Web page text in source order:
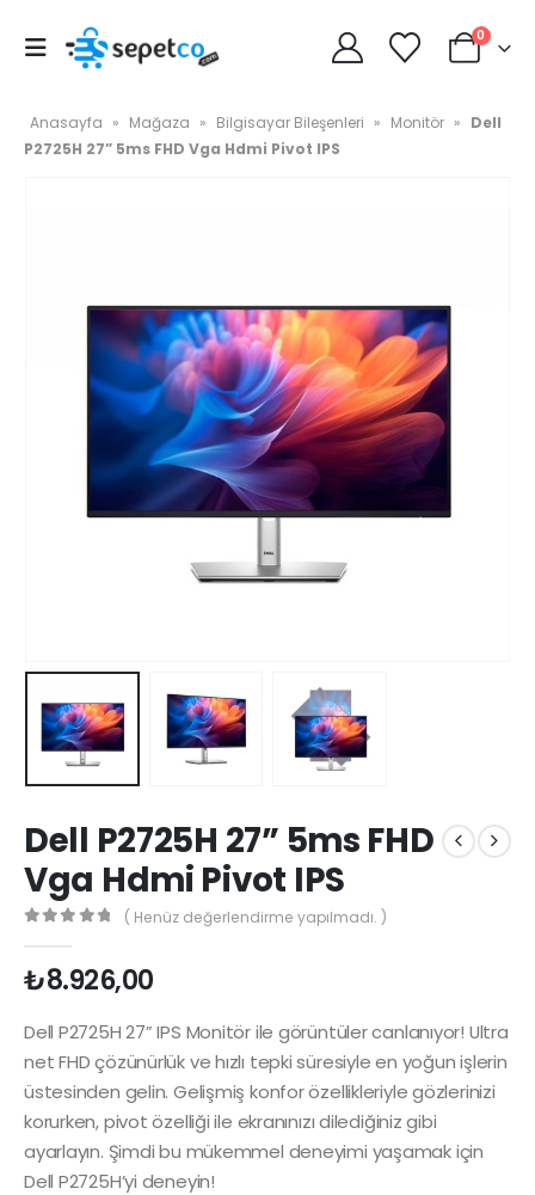
0
Anasayfa » Mağaza » Bilgisayar Bileşenleri » Monitör » Dell
P2725H 27” 5ms FHD Vga Hdmi Pivot IPS
Dell P2725H 27” 5ms FHD
Vga Hdmi Pivot IPS
( Henüz değerlendirme yapılmadı. )
₺8.926,00
Dell P2725H 27” IPS Monitör ile görüntüler canlanıyor! Ultra
net FHD çözünürlük ve hızlı tepki süresiyle en yoğun işlerin
üstesinden gelin. Gelişmiş konfor özellikleriyle gözlerinizi
korurken, pivot özelliği ile ekranınızı dilediğiniz gibi
ayarlayın. Şimdi bu mükemmel deneyimi yaşamak için
Dell P2725H’yi deneyin!